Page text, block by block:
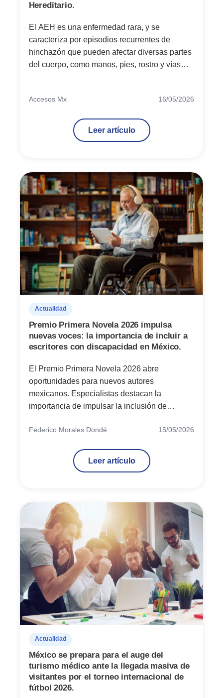
Hereditario.
El AEH es una enfermedad rara, y se
caracteriza por episodios recurrentes de
hinchazón que pueden afectar diversas partes
del cuerpo, como manos, pies, rostro y vías
náuseas y vómitos, debido a la inflamación de
peligrosos son los ataques laríngeos, que
pueden provocar asfixia y resultar mortales.
Accesos Mx 16/05/2026
Leer artículo
Actualidad
Premio Primera Novela 2026 impulsa
nuevas voces: la importancia de incluir a
escritores con discapacidad en México.
El Premio Primera Novela 2026 abre
oportunidades para nuevos autores
mexicanos. Especialistas destacan la
importancia de impulsar la inclusión de
industria editorial.
Federico Morales Dondé 15/05/2026
Leer artículo
Actualidad
México se prepara para el auge del
turismo médico ante la llegada masiva de
visitantes por el torneo internacional de
fútbol 2026.